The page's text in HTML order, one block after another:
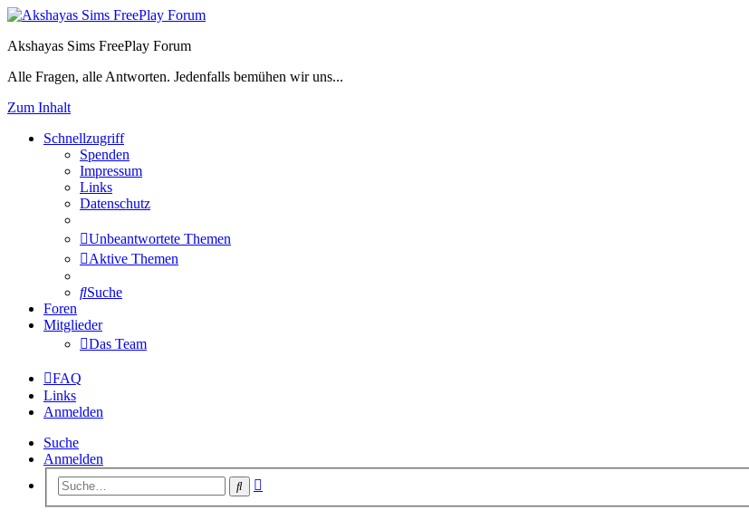
Akshayas Sims FreePlay Forum
Alle Fragen, alle Antworten. Jedenfalls bemühen wir uns...
Zum Inhalt
Schnellzugriff
Spenden
Impressum
Links
Datenschutz
Unbeantwortete Themen
Aktive Themen
Suche
Foren
Mitglieder
Das Team
FAQ
Links
Anmelden
Suche
Anmelden
Suche